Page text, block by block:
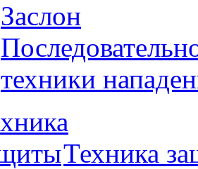
Заслон
техники
Техника